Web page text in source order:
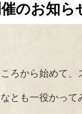
のお知ら
ろから始めて、
とも一役かって